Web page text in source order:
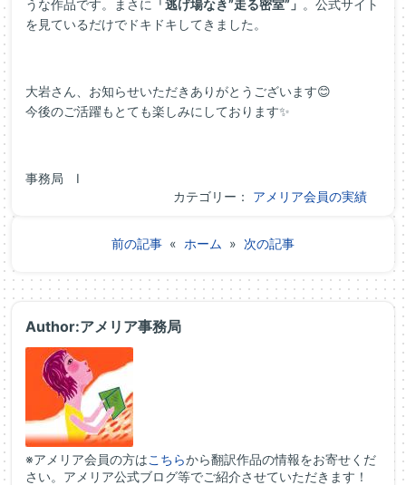
うな作品です。まさに 「逃げ場なき”走る密室”」 。公式サイト
を見ているだけでドキドキしてきました。
大岩さん、お知らせいただきありがとうございます😊
今後のご活躍もとても楽しみにしております✨
事務局 I
カテゴリー： アメリア会員の実績
前の記事 « ホーム » 次の記事
Author:アメリア事務局
※アメリア会員の方はこちらから翻訳作品の情報をお寄せくだ
さい。アメリア公式ブログ等でご紹介させていただきます！